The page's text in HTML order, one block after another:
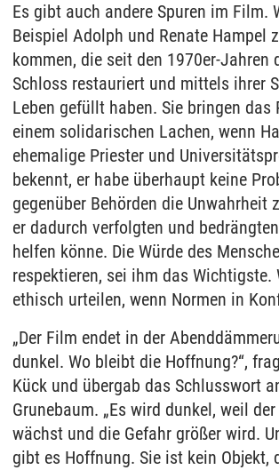
Es gibt auch andere Spuren im Film.
Beispiel Adolph und Renate Hampel
kommen, die seit den 1970er-Jahren
Schloss restauriert und mittels ihrer
Leben gefüllt haben. Sie bringen das
einem solidarischen Lachen, wenn
ehemalige Priester und
bekennt, er habe überhaupt keine
gegenüber Behörden die Unwahrheit
er dadurch verfolgten und
helfen könne. Die Würde des
respektieren, sei ihm das Wichtigste.
ethisch urteilen, wenn Normen in
„Der Film endet in der
dunkel. Wo bleibt die Hoffnung?“,
Kück und übergab das Schlusswort
Grunebaum. „Es wird dunkel, weil
wächst und die Gefahr größer wird.
gibt es Hoffnung. Sie ist kein Objekt,